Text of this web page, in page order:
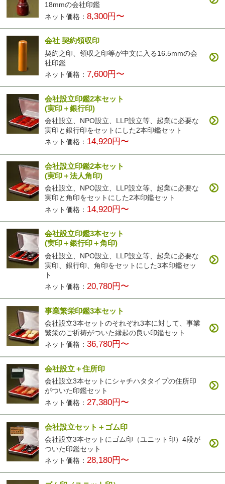
18mmの会社印鑑
ネット価格：8,300円〜
会社 契約領収印
契約之印、領収之印等が中文に入る16.5mmの会
社印鑑
ネット価格： 7,600円〜
会社設立印鑑2本セット
(実印＋銀行印)
会社設立、NPO設立、LLP設立等、起業に必要な
実印と銀行印をセットにした2本印鑑セット
ネット価格： 14,920円〜
会社設立印鑑2本セット
(実印＋法人角印)
会社設立、NPO設立、LLP設立等、起業に必要な
実印と角印をセットにした2本印鑑セット
ネット価格： 14,920円〜
会社設立印鑑3本セット
(実印＋銀行印＋角印)
会社設立、NPO設立、LLP設立等、起業に必要な
実印、銀行印、角印をセットにした3本印鑑セッ
ト
ネット価格： 20,780円〜
事業繁栄印鑑3本セット
会社設立3本セットのそれぞれ3本に対して、事業
繁栄のご祈祷がついた縁起の良い印鑑セット
ネット価格：36,780円〜
会社設立＋住所印
会社設立3本セットにシャチハタタイプの住所印
がついた印鑑セット
ネット価格： 27,380円〜
会社設立セット＋ゴム印
会社設立3本セットにゴム印（ユニット印）4段が
ついた印鑑セット
ネット価格： 28,180円〜